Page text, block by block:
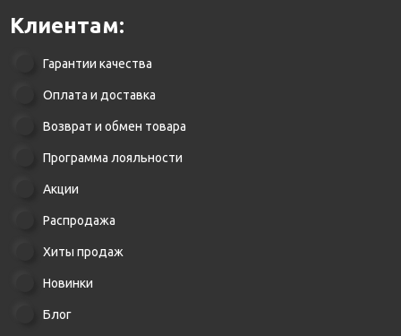
Клиентам:
Гарантии качества
Оплата и доставка
Возврат и обмен товара
Программа лояльности
Акции
Распродажа
Хиты продаж
Новинки
Блог